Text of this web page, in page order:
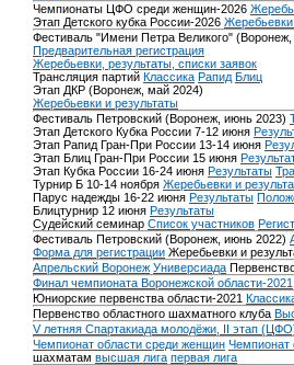
Чемпионаты ЦФО среди женщин-2026
Этап Детского кубка России-2026 Жеребьевки
Фестиваль "Имени Петра Великого"
Предварительная регистрация
Жеребьевки, результаты, списки заявок
Трансляция партий Классика Рапид Блиц
Этап ДКР (Воронеж, май 2024)
Жеребьевки и результаты
Фестиваль Петровский (Воронеж, июнь 2023)
Этап Детского Кубка России 7-12 июня
Этап Рапид Гран-При России 13-14 июня
Этап Блиц Гран-При России 15 июня
Этап Кубка России 16-24 июня Результаты
Турнир Б 10-14 ноября Жеребьевки и
Парус надежды 16-22 июня Результаты
Блицтурнир 12 июня Результаты
Судейский семинар Список участников
Фестиваль Петровский (Воронеж, июнь 2022)
Форма для регистрации Жеребьевки и
Апрельский Воронеж Универсиада
Финал чемпионата Воронежской области-2021
Юниорские первенства области-2021
Первенство областного шахматного клуба
V летняя Спартакиада молодёжи, II этап
Чемпионат области среди женщин Чемпионат
шахматам высшая лига первая лига